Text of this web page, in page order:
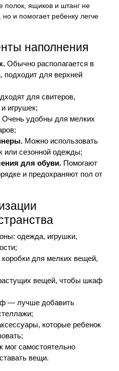
полок, ящиков и штанг не
но и помогает ребенку легче
наполнения
Обычно располагается в
подходит для верхней
для свитеров,
игрушек;
Очень удобны для мелких
Можно использовать
или сезонной одежды;
для обуви. Помогают
и предохраняют пол от
одежда, игрушки,
для мелких вещей,
вещей, чтобы шкаф
— лучше добавить
которые ребенок
мог самостоятельно
вещи.